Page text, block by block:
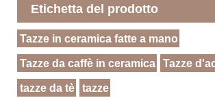
Etichetta del prodotto
Tazze in ceramica fatte a mano
Tazze da caffè in ceramica Tazze
tazze da tè tazze